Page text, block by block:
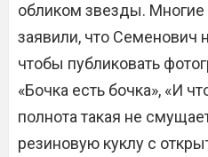
обликом звезды.
заявили, что Семенович
чтобы публиковать
«Бочка есть бочка», «И
полнота такая не
резиновую куклу с